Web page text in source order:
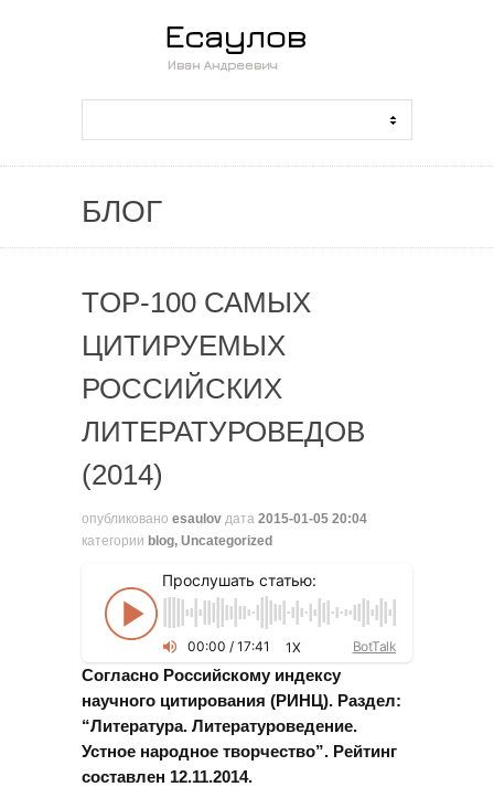
БЛОГ
TOP-100 САМЫХ
ЦИТИРУЕМЫХ
РОССИЙСКИХ
ЛИТЕРАТУРОВЕДОВ
(2014)
опубликовано esaulov дата 2015-01-05 20:04
категории blog, Uncategorized
Прослушать статью:
00:00 / 17:41 1X BotTalk
Cогласно Российскому индексу
научного цитирования (РИНЦ). Раздел:
“Литература. Литературоведение.
Устное народное творчество”. Рейтинг
составлен 12.11.2014.